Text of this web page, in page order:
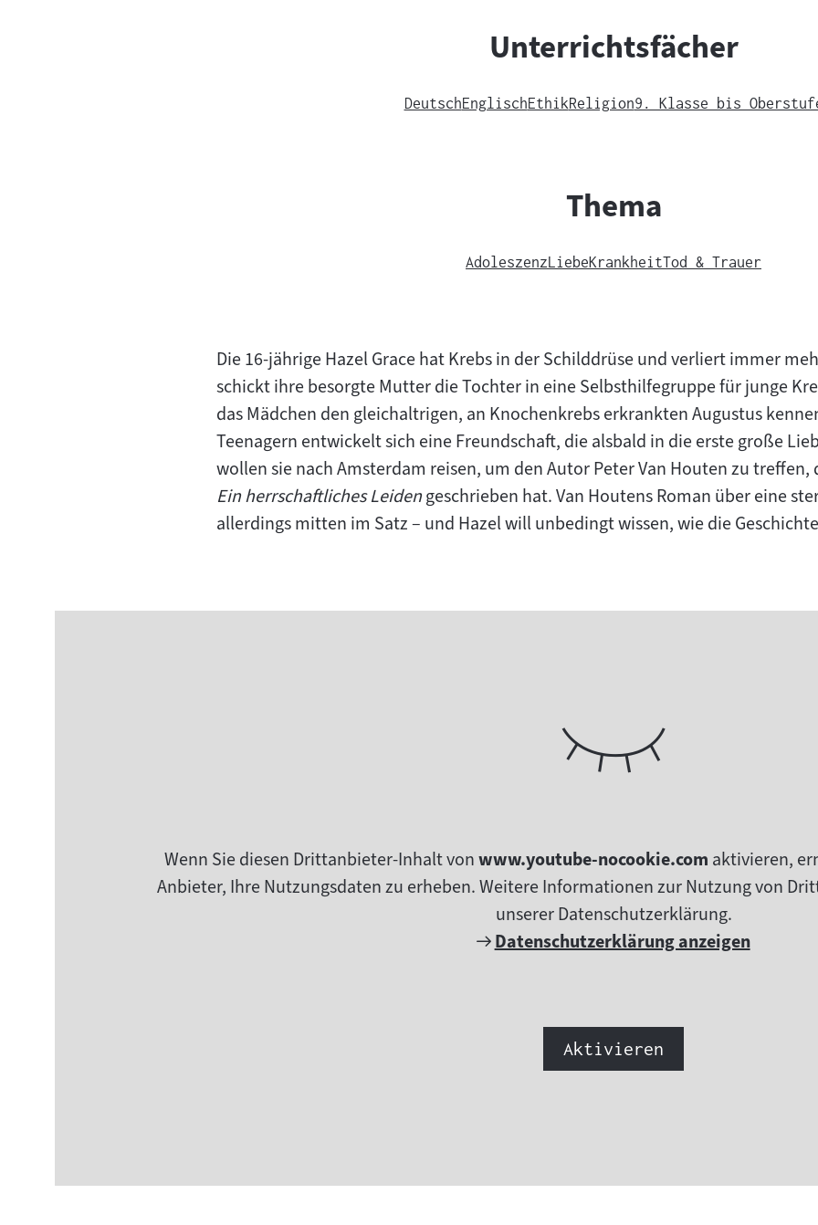
Unterrichtsfächer
DeutschEnglischEthikReligion9. Klasse bis
Thema
AdoleszenzLiebeKrankheitTod & Trauer
Die 16-jährige Hazel Grace hat Krebs in der Schilddrüse und verliert immer
schickt ihre besorgte Mutter die Tochter in eine Selbsthilfegruppe für junge
das Mädchen den gleichaltrigen, an Knochenkrebs erkrankten Augustus
Teenagern entwickelt sich eine Freundschaft, die alsbald in die erste große
wollen sie nach Amsterdam reisen, um den Autor Peter Van Houten zu treffen,
Ein herrschaftliches Leidengeschrieben hat. Van Houtens Roman über eine
allerdings mitten im Satz – und Hazel will unbedingt wissen, wie die
Wenn Sie diesen Drittanbieter-Inhalt vonwww.youtube-nocookie.com aktivieren,
Anbieter, Ihre Nutzungsdaten zu erheben. Weitere Informationen zur Nutzung von
unserer Datenschutzerklärung.
Externer
Datenschutzerklärung anzeigen
Aktivieren